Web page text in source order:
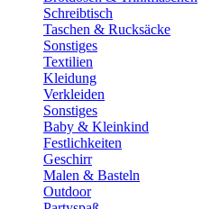
Schreibtisch
Taschen & Rucksäcke
Sonstiges
Textilien
Kleidung
Verkleiden
Sonstiges
Baby & Kleinkind
Festlichkeiten
Geschirr
Malen & Basteln
Outdoor